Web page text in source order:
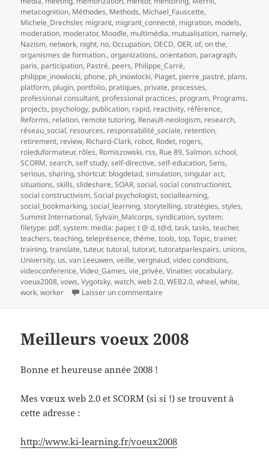
metacognition, Méthodes, Methods, Michael_Fauscette,
Michele_Drechsler, migrant, migrant_connecté, migration, models,
moderation, moderator, Moodle, multimédia, mutualisation, namely,
Nazism, network, night, no,Occupation,OECD,OER,of,on the,
organismes de formation.,organizations,orientation, paragraph,
paris, participation, Pastré, peers, Philippe_Carré,
philippe_inowlocki, phone, ph_inowlocki, Piaget, pierre_pastré, plans,
platform, plugin, portfolio, pratiques, private, processes,
professional consultant, professional practices, program, Programs,
projects, psychology, publication, rapid, reactivity, référence,
Reforms, relation, remote tutoring, Renault-neologism, research,
réseau_social, resources, responsabilité_sociale, retention,
retirement, review, Richard-Clark, robot, Rodet, rogers,
roleduformateur, rôles, Romiszowski, rss, Rue 89,Salmon,school,
SCORM,search,self study,self-directive,self-education,Sens,
serious,sharing,shortcut: blogdetad,simulation,singular act,
situations,skills,slideshare,SOAR,social,social constructionist,
social constructivism,Social psychologist,sociallearning,
social_bookmarking,social_learning,storytelling,stratégies,styles,
Summit International,Sylvain_Malcorps,syndication,system:
filetype: pdf,system: media: paper,t @ d,t@d,task,tasks,teacher,
teachers,teaching,teleprésence,thème,tools,top,Topic,trainer,
training,translate,tuteur,tutoral,tutorat,tutoratparlespairs, unions,
University, us,van Leeuwen,veille,vergnaud,video conditions,
videoconference,Video_Games,vie_privée,Vinatier,vocabulary,
voeux2008,vows,Vygotsky,watch,web 2.0,WEB2.0,wheel,white,
work,worker Laisser un commentaire
Meilleurs voeux 2008
Bonne et heureuse année 2008 !
Mes vœux web 2.0 et SCORM (si si !) se trouvent à
cette adresse :
http://www.ki-learning.fr/voeux2008